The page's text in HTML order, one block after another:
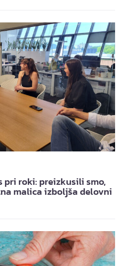
pri roki: preizkusili smo,
malica izboljša delovni